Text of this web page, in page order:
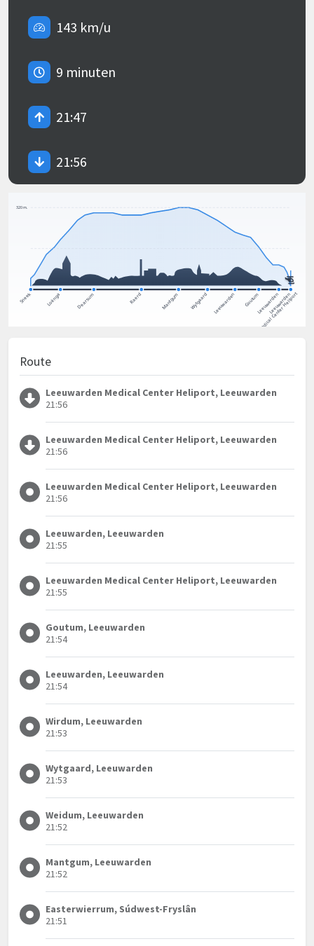
143 km/u
9 minuten
21:47
21:56
Route
Leeuwarden Medical Center Heliport, Leeuwarden
21:56
Leeuwarden Medical Center Heliport, Leeuwarden
21:56
Leeuwarden Medical Center Heliport, Leeuwarden
21:56
Leeuwarden, Leeuwarden
21:55
Leeuwarden Medical Center Heliport, Leeuwarden
21:55
Goutum, Leeuwarden
21:54
Leeuwarden, Leeuwarden
21:54
Wirdum, Leeuwarden
21:53
Wytgaard, Leeuwarden
21:53
Weidum, Leeuwarden
21:52
Mantgum, Leeuwarden
21:52
Easterwierrum, Súdwest-Fryslân
21:51